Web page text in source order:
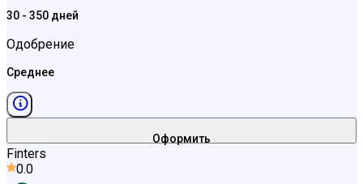
30 - 350 дней
Одобрение
Среднее
Оформить
Finters
0.0